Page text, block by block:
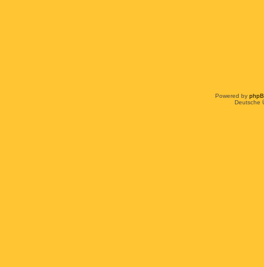
Powered by
Deutsche